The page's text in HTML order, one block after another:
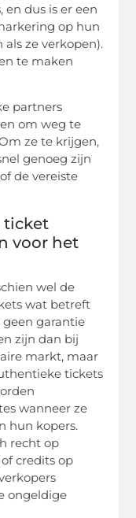
dus is er een
op hun
ze verkopen).
te maken
partners
om weg te
ze te krijgen,
genoeg zijn
de vereiste
ticket
voor het
wel de
wat betreft
geen garantie
zijn dan bij
markt, maar
tickets
wanneer ze
hun kopers.
recht op
credits op
ongeldige